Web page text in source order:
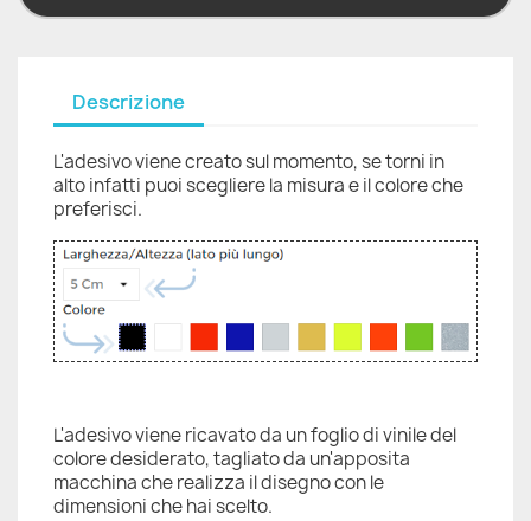
Descrizione
L'adesivo viene creato sul momento, se torni in
alto infatti puoi scegliere la misura e il colore che
preferisci.
L'adesivo viene ricavato da un foglio di vinile del
colore desiderato, tagliato da un'apposita
macchina che realizza il disegno con le
dimensioni che hai scelto.